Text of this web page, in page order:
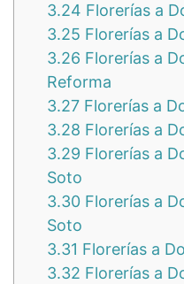
3.24 Florerías a
3.25 Florerías a
3.26 Florerías a
Reforma
3.27 Florerías a
3.28 Florerías a
3.29 Florerías a
Soto
3.30 Florerías a
Soto
3.31 Florerías a
3.32 Florerías a